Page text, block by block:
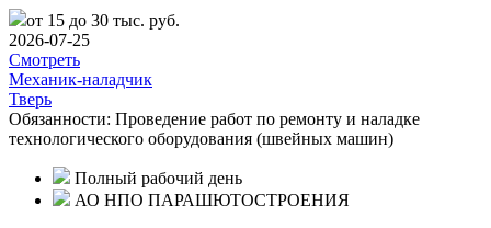
от 15 до 30 тыс. руб.
2026-07-25
Смотреть
Механик-наладчик
Тверь
Обязанности: Проведение работ по ремонту и наладке
технологического оборудования (швейных машин)
Полный рабочий день
АО НПО ПАРАШЮТОСТРОЕНИЯ